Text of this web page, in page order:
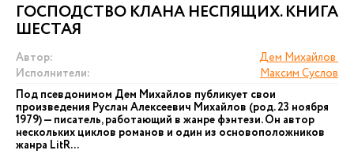
ГОСПОДСТВО КЛАНА НЕСПЯЩИХ. КНИГА
ШЕСТАЯ
Автор:
Дем Михайлов
Исполнители:
Максим Суслов
Под псевдонимом Дем Михайлов публикует свои
произведения Руслан Алексеевич Михайлов (род. 23 ноября
1979) — писатель, работающий в жанре фэнтези. Он автор
нескольких циклов романов и один из основоположников
жанра LitR...